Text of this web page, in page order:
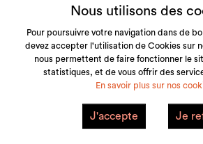
LITTLE & TALL
SERVICE CLIENT
NOS MARQUES
Nous utilisons des
Pour poursuivre votre navigation dans de
devez accepter l'utilisation de Cookies sur
nous permettent de faire fonctionner le
statistiques, et de vous offrir des
En savoir plus sur nos
J'accepte Je